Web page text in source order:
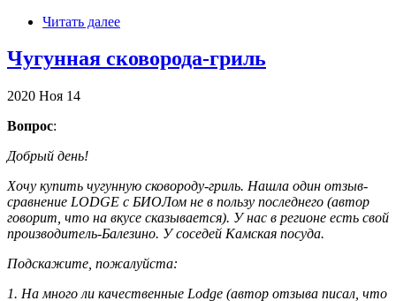
Читать далее
Чугунная сковорода-гриль
2020 Ноя 14
Вопрос:
Добрый день!
Хочу купить чугунную сковороду-гриль. Нашла один отзыв-
сравнение LODGE с БИОЛом не в пользу последнего (автор
говорит, что на вкусе сказывается). У нас в регионе есть свой
производитель-Балезино. У соседей Камская посуда.
Подскажите, пожалуйста:
1. На много ли качественные Lodge (автор отзыва писал, что